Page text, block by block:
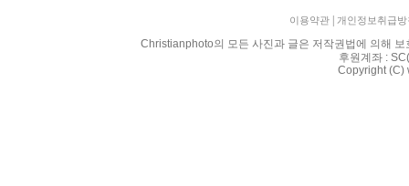
이용약관 개인정보취급방
Christianphoto의 모든 사진과 글은 저작권법에 의해
후원계좌 :
Copyright (C)